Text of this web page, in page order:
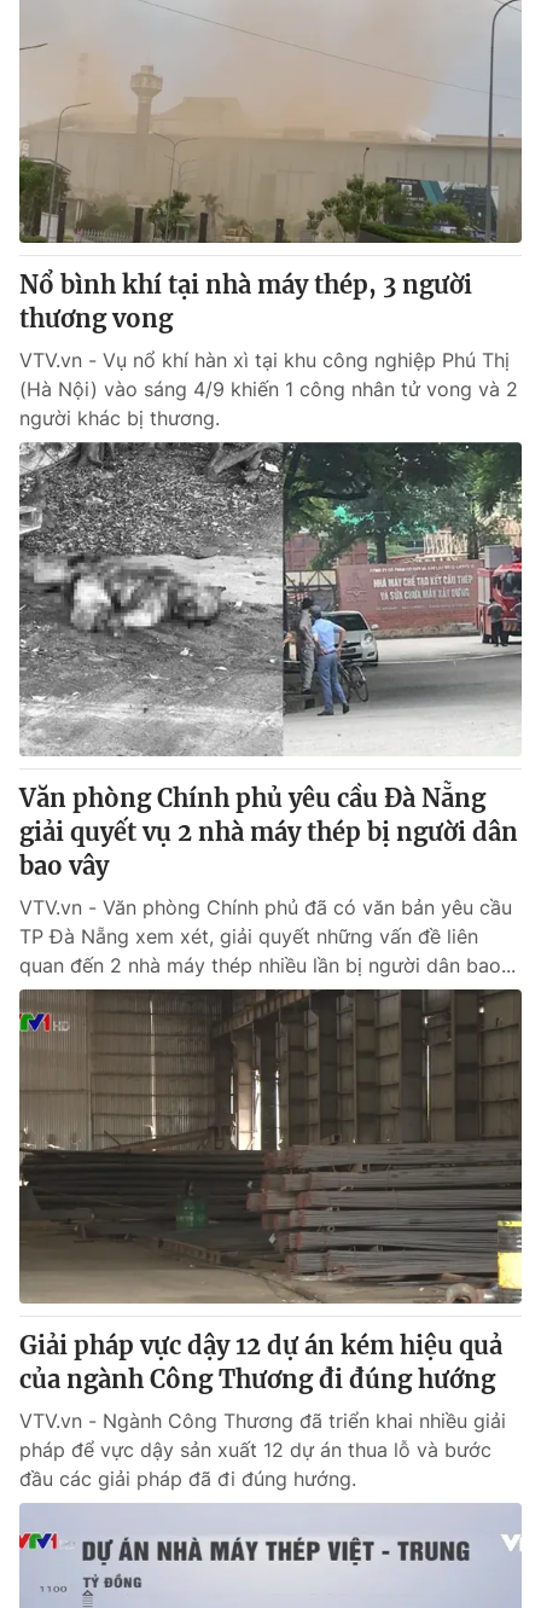
Nổ bình khí tại nhà máy thép, 3 người
thương vong
VTV.vn - Vụ nổ khí hàn xì tại khu công nghiệp Phú Thị
(Hà Nội) vào sáng 4/9 khiến 1 công nhân tử vong và 2
người khác bị thương.
Văn phòng Chính phủ yêu cầu Đà Nẵng
giải quyết vụ 2 nhà máy thép bị người dân
bao vây
VTV.vn - Văn phòng Chính phủ đã có văn bản yêu cầu
TP Đà Nẵng xem xét, giải quyết những vấn đề liên
quan đến 2 nhà máy thép nhiều lần bị người dân bao...
Giải pháp vực dậy 12 dự án kém hiệu quả
của ngành Công Thương đi đúng hướng
VTV.vn - Ngành Công Thương đã triển khai nhiều giải
pháp để vực dậy sản xuất 12 dự án thua lỗ và bước
đầu các giải pháp đã đi đúng hướng.